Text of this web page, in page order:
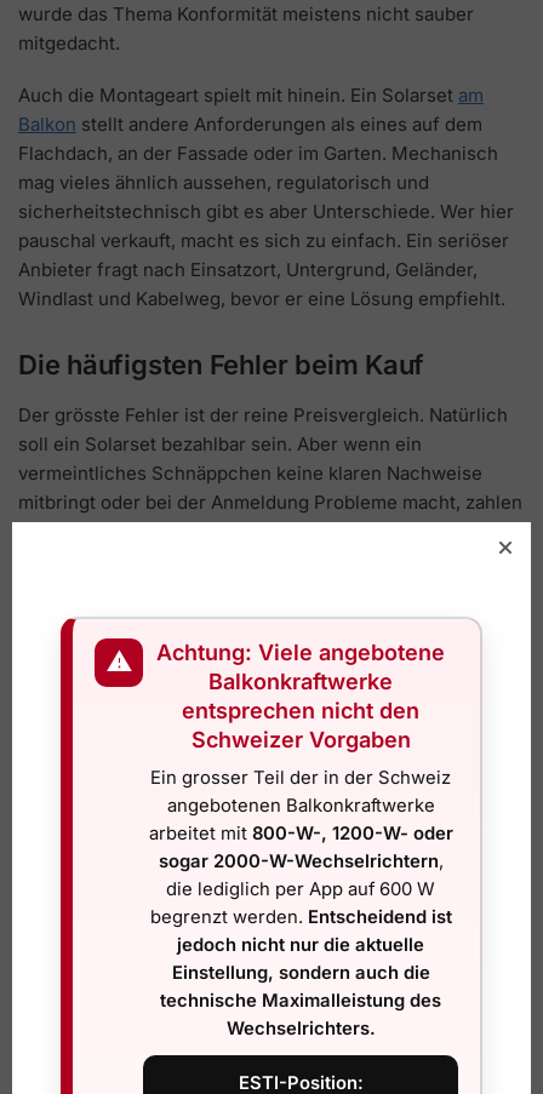
wurde das Thema Konformität meistens nicht sauber
mitgedacht.
Auch die Montageart spielt mit hinein. Ein Solarset am
Balkon stellt andere Anforderungen als eines auf dem
Flachdach, an der Fassade oder im Garten. Mechanisch
mag vieles ähnlich aussehen, regulatorisch und
sicherheitstechnisch gibt es aber Unterschiede. Wer hier
pauschal verkauft, macht es sich zu einfach. Ein seriöser
Anbieter fragt nach Einsatzort, Untergrund, Geländer,
Windlast und Kabelweg, bevor er eine Lösung empfiehlt.
Die häufigsten Fehler beim Kauf
Der grösste Fehler ist der reine Preisvergleich. Natürlich
soll ein Solarset bezahlbar sein. Aber wenn ein
vermeintliches Schnäppchen keine klaren Nachweise
mitbringt oder bei der Anmeldung Probleme macht, zahlen
Ein zweiter Fehler ist die Annahme, dass jedes
steckerfertige Set automatisch ohne Abklärung betrieben
werden darf. Viele Kundinnen und Kunden möchten eine
einfache Lösung – genau dafür sind Balkonkraftwerke ja
da. Einfach heisst aber nicht regellos. Gerade in der
Schweiz lohnt sich der Blick auf Konformität und
Anmeldung, bevor bestellt wird.
Der dritte Fehler betrifft Speicher und Erweiterungen.
Nicht jedes Solarset lässt sich beliebig mit Batterie,
zusätzlichen Modulen oder anderem Zubehör
kombinieren. Sobald Sie nachrüsten möchten, müssen
Wechselrichter, Systemlogik und zulässige Betriebsweise
weiterhin zusammenpassen. Wer heute billig kauft und
morgen ausbauen will, landet oft bei einer Lösung, die
technisch oder regulatorisch nicht mehr sauber ist.
⚠
Achtung: Viele angebotene
Balkonkraftwerke
entsprechen nicht den
Schweizer Vorgaben
Ein grosser Teil der in der Schweiz
angebotenen Balkonkraftwerke
arbeitet mit 800-W-, 1200-W- oder
sogar 2000-W-Wechselrichtern,
die lediglich per App auf 600 W
begrenzt werden. Entscheidend ist
jedoch nicht nur die aktuelle
Einstellung, sondern auch die
technische Maximalleistung des
Wechselrichters.
ESTI-Position: